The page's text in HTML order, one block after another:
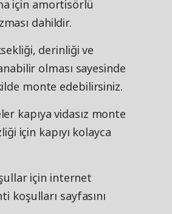
için amortisörlü
dahildir.
derinliği ve
olması sayesinde
monte edebilirsiniz.
kapıya vidasız monte
için kapıyı kolayca
için internet
koşulları sayfasını